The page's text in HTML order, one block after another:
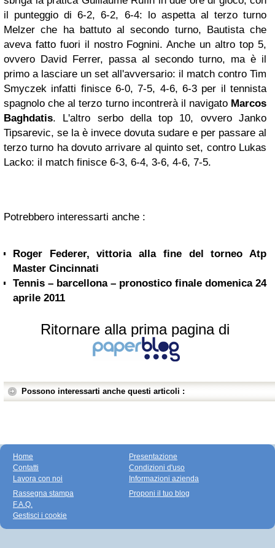
il punteggio di 6-2, 6-2, 6-4: lo aspetta al terzo turno
Melzer che ha battuto al secondo turno, Bautista che
aveva fatto fuori il nostro Fognini. Anche un altro top 5,
ovvero David Ferrer, passa al secondo turno, ma è il
primo a lasciare un set all'avversario: il match contro Tim
Smyczek infatti finisce 6-0, 7-5, 4-6, 6-3 per il tennista
spagnolo che al terzo turno incontrerà il navigato Marcos
Baghdatis. L'altro serbo della top 10, ovvero Janko
Tipsarevic, se la è invece dovuta sudare e per passare al
terzo turno ha dovuto arrivare al quinto set, contro Lukas
Lacko: il match finisce 6-3, 6-4, 3-6, 4-6, 7-5.
Potrebbero interessarti anche :
Roger Federer, vittoria alla fine del torneo Atp
Master Cincinnati
Tennis – barcellona – pronostico finale domenica 24
aprile 2011
Ritornare alla prima pagina di
Possono interessarti anche questi articoli :
Home
Contatti
Lavora con noi
Presentazione
Condizioni d'uso
Informazioni azienda
Rassegna stampa
F.A.Q.
Gestisci i cookie
Proponi il tuo blog